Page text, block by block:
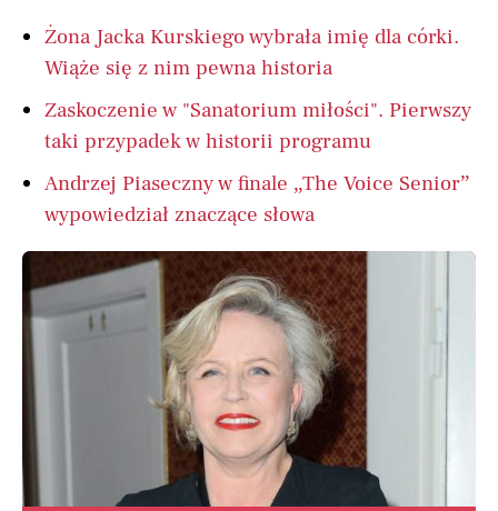
Żona Jacka Kurskiego wybrała imię dla córki.
Wiąże się z nim pewna historia
Zaskoczenie w "Sanatorium miłości". Pierwszy
taki przypadek w historii programu
Andrzej Piaseczny w finale „The Voice Senior”
wypowiedział znaczące słowa